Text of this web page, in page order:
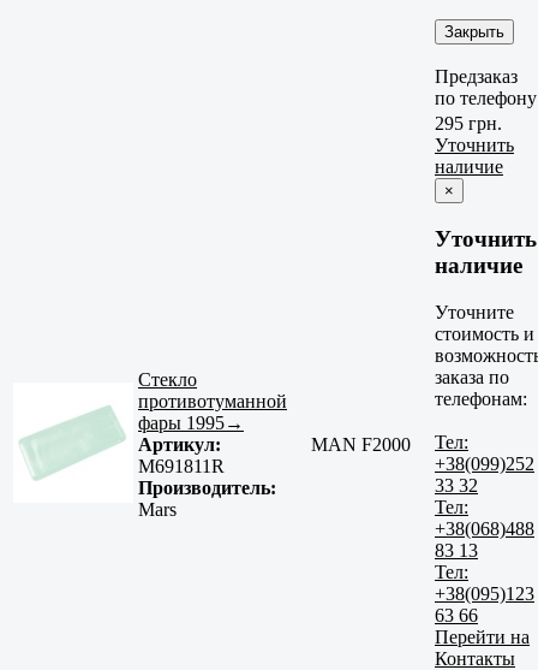
Закрыть
Предзаказ
по телефону
Стекло
противотуманной
фары 1995→
Артикул:
M691811R
Производитель:
Mars
MAN F2000
295 грн.
Уточнить
наличие
×
Уточнить
наличие
Уточните
стоимость и
заказа по
телефонам:
Тел:
+38(099)252
33 32
Тел:
+38(068)488
83 13
Тел:
+38(095)123
63 66
Перейти на
Контакты